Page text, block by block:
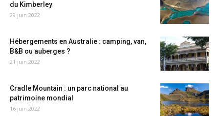
du Kimberley
29 juin 2022
Hébergements en Australie : camping, van,
B&B ou auberges ?
21 juin 2022
Cradle Mountain : un parc national au
patrimoine mondial
16 juin 2022